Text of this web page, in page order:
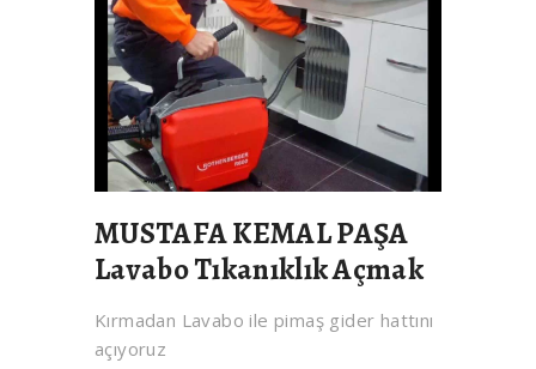
MUSTAFA KEMAL PAŞA
Lavabo Tıkanıklık Açmak
Kırmadan Lavabo ile pimaş gider hattını
açıyoruz